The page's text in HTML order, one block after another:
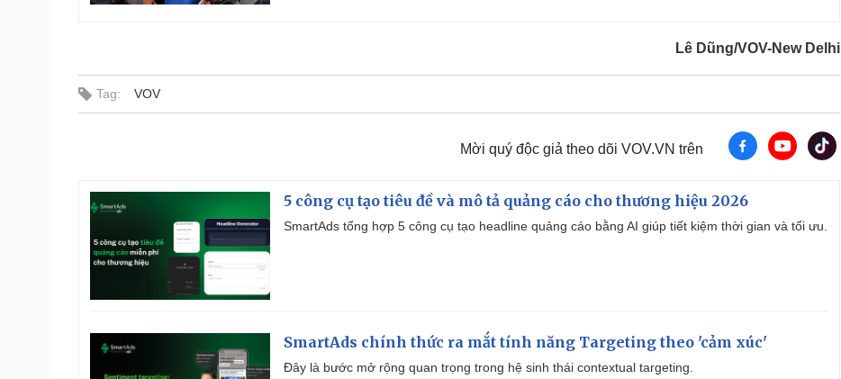
Lê Dũng/VOV-New Delhi
Tag: VOV
Mời quý độc giả theo dõi VOV.VN trên
5 công cụ tạo tiêu đề và mô tả quảng cáo cho thương hiệu 2026
SmartAds tổng hợp 5 công cụ tạo headline quảng cáo bằng AI giúp tiết kiệm thời gian và tối ưu.
SmartAds chính thức ra mắt tính năng Targeting theo 'cảm xúc'
Đây là bước mở rộng quan trọng trong hệ sinh thái contextual targeting.